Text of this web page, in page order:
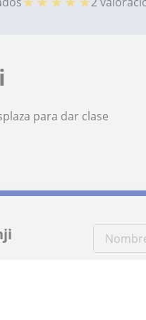
para dar clase